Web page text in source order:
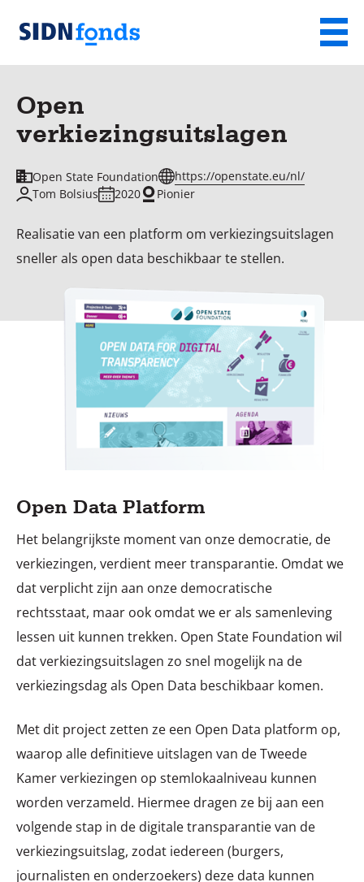
Sla de navigatie over en ga naar de inhoud
SIDN
fonds
Menu
Open
verkiezingsuitslagen
Open State Foundation
https://openstate.eu/nl/
Tom Bolsius
2020 Pionier
Realisatie van een platform om verkiezingsuitslagen
sneller als open data beschikbaar te stellen.
Open Data Platform
Het belangrijkste moment van onze democratie, de
verkiezingen, verdient meer transparantie. Omdat we
dat verplicht zijn aan onze democratische
rechtsstaat, maar ook omdat we er als samenleving
lessen uit kunnen trekken. Open State Foundation wil
dat verkiezingsuitslagen zo snel mogelijk na de
verkiezingsdag als Open Data beschikbaar komen.
Met dit project zetten ze een Open Data platform op,
waarop alle definitieve uitslagen van de Tweede
Kamer verkiezingen op stemlokaalniveau kunnen
worden verzameld. Hiermee dragen ze bij aan een
volgende stap in de digitale transparantie van de
verkiezingsuitslag, zodat iedereen (burgers,
journalisten en onderzoekers) deze data kunnen